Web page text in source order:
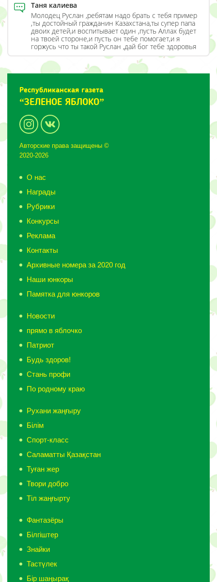
Таня калиева
Молодец Руслан ,ребятам надо брать с тебя пример
,ты достойный гражданин Казахстана,ты супер папа
двоих детей,и воспитывает один ,пусть Аллах будет
на твоей стороне,и пусть он тебе помогает,и я
горжусь что ты такой Руслан ,дай бог тебе здоровья
Республиканская газета
“ЗЕЛЕНОЕ ЯБЛОКО”
Авторские права защищены ©
2020-2026
О нас
Награды
Рубрики
Конкурсы
Реклама
Контакты
Архивные номера за 2020 год
Наши юнкоры
Памятка для юнкоров
Новости
прямо в яблочко
Патриот
Будь здоров!
Стань профи
По родному краю
Рухани жаңғыру
Білім
Спорт-класс
Саламатты Қазақстан
Туған жер
Твори добро
Тіл жаңғырту
Фантазёры
Білгіштер
Знайки
Тастүлек
Бір шаңырақ